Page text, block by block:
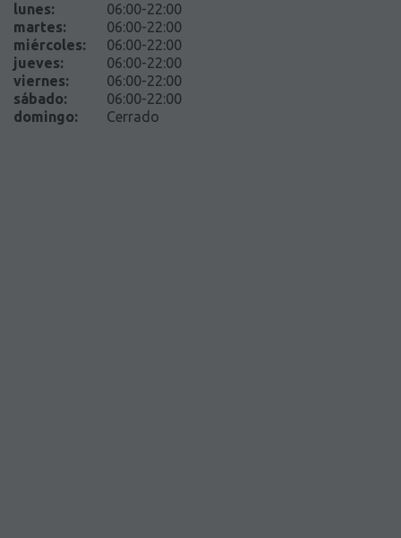
lunes:
06:00-22:00
martes:
06:00-22:00
miércoles:
06:00-22:00
jueves:
06:00-22:00
viernes:
06:00-22:00
sábado:
06:00-22:00
domingo: Cerrado